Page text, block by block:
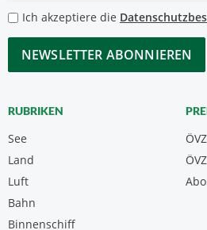
*
Datenschutzbestimmungen
*
Ich akzeptiere die
CAPTCHA
RUBRIKEN
See
Land
Luft
Bahn
Binnenschiff